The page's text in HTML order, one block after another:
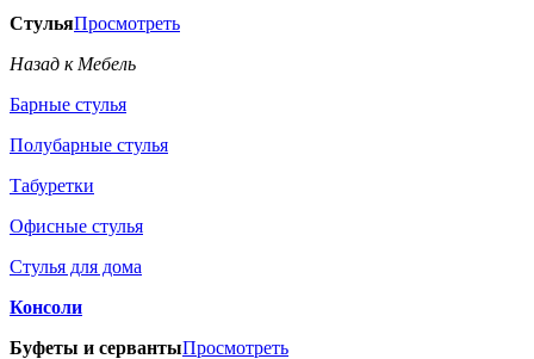
СтульяПросмотреть
Назад к Мебель
Барные стулья
Полубарные стулья
Табуретки
Офисные стулья
Стулья для дома
Консоли
Буфеты и сервантыПросмотреть